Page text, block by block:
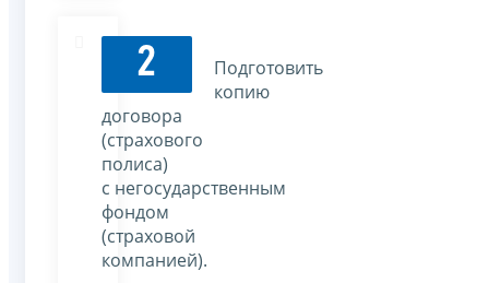
2
Подготовить
копию
договора
(страхового
полиса)
с негосударственным
фондом
(страховой
компанией).